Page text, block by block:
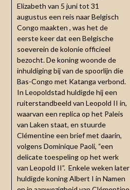
Elizabeth van 5 juni tot 31
augustus een reis naar Belgisch
Congo maakten , was het de
eerste keer dat een Belgische
soeverein de kolonie officieel
bezocht. De koning woonde de
inhuldiging bij van de spoorlijn die
Bas-Congo met Katanga verbond.
In Leopoldstad huldigde hij een
ruiterstandbeeld van Leopold II in,
waarvan een replica op het Paleis
van Laken staat, en stuurde
Clémentine een brief met daarin,
volgens Dominique Paoli, “een
delicate toespeling op het werk
van Leopold II”. Enkele weken later
huldigde koning Albert I in Namen